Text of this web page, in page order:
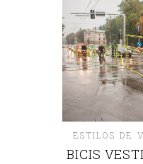
ESTILOS DE
BICIS